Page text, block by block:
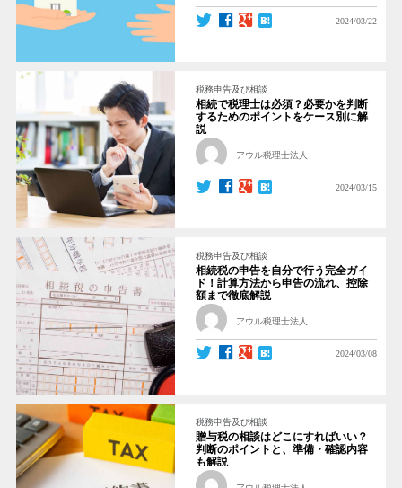
2024/03/22
税務申告及び相談
相続で税理士は必須？必要かを判断
するためのポイントをケース別に解
説
アウル税理士法人
2024/03/15
税務申告及び相談
相続税の申告を自分で行う完全ガイ
ド！計算方法から申告の流れ、控除
額まで徹底解説
アウル税理士法人
2024/03/08
税務申告及び相談
贈与税の相談はどこにすればいい？
判断のポイントと、準備・確認内容
も解説